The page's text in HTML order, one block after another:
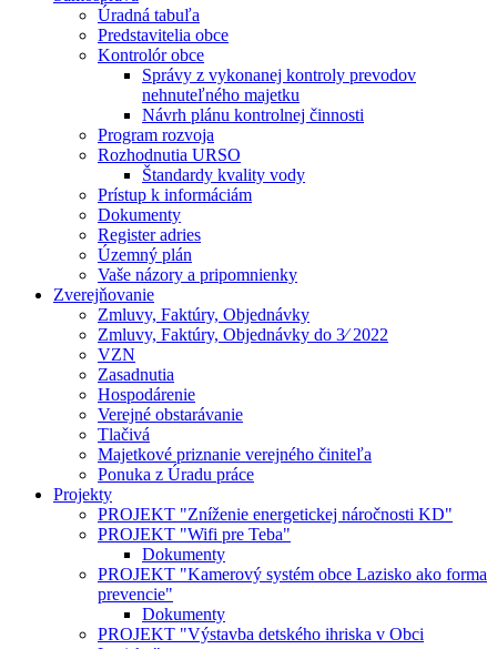
Úradná tabuľa
Predstavitelia obce
Kontrolór obce
Správy z vykonanej kontroly prevodov
nehnuteľného majetku
Návrh plánu kontrolnej činnosti
Program rozvoja
Rozhodnutia URSO
Štandardy kvality vody
Prístup k informáciám
Dokumenty
Register adries
Územný plán
Vaše názory a pripomnienky
Zverejňovanie
Zmluvy, Faktúry, Objednávky
Zmluvy, Faktúry, Objednávky do 3⁄ 2022
VZN
Zasadnutia
Hospodárenie
Verejné obstarávanie
Tlačivá
Majetkové priznanie verejného činiteľa
Ponuka z Úradu práce
Projekty
PROJEKT "Zníženie energetickej náročnosti KD"
PROJEKT "Wifi pre Teba"
Dokumenty
PROJEKT "Kamerový systém obce Lazisko ako forma
prevencie"
Dokumenty
PROJEKT "Výstavba detského ihriska v Obci